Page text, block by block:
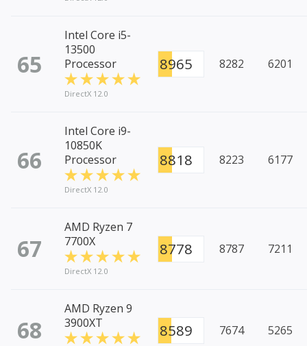
65
Intel Core i5-
13500
Processor
DirectX 12.0
8965 8282 6201
66
Intel Core i9-
10850K
Processor
DirectX 12.0
8818 8223 6177
67
AMD Ryzen 7
7700X
DirectX 12.0
8778 8787 7211
68
AMD Ryzen 9
3900XT
8589 7674 5265